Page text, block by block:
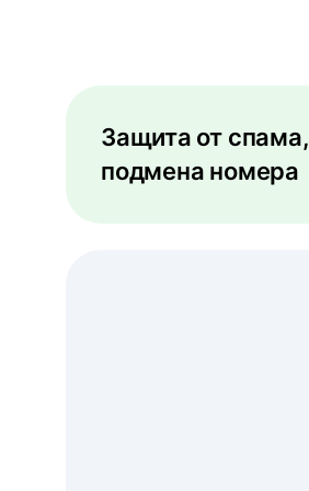
Защита от спама,
подмена номера